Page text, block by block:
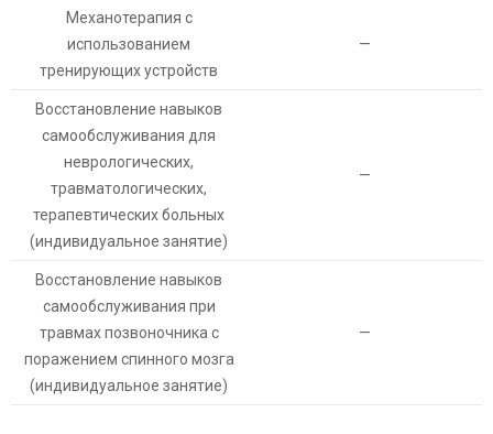
Механотерапия с
использованием
тренирующих устройств
—
Восстановление навыков
самообслуживания для
неврологических,
травматологических,
терапевтических больных
(индивидуальное занятие)
—
Восстановление навыков
самообслуживания при
травмах позвоночника с
поражением спинного мозга
(индивидуальное занятие)
—